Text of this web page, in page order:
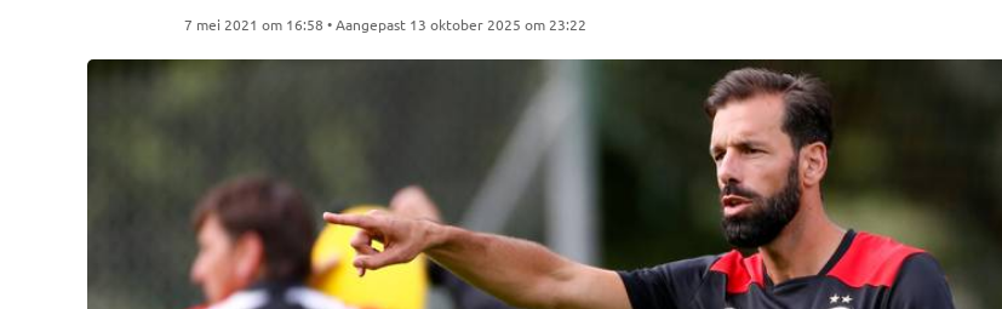
7 mei 2021 om 16:58 • Aangepast 13 oktober 2025 om 23:22